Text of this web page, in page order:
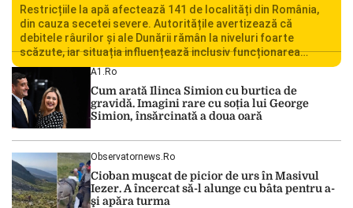
Restricțiile la apă afectează 141 de localități din România,
din cauza secetei severe. Autoritățile avertizează că
debitele râurilor și ale Dunării rămân la niveluri foarte
scăzute, iar situația influențează inclusiv funcționarea
Centralei Nucleare de la Cernavodă. România se confruntă
cu una dintre cele mai dificile perioade din punct de vedere
hidrologic din ultimii ani. Lipsa […]
A1.ro
Cum arată Ilinca Simion cu burtica de
gravidă. Imagini rare cu soția lui George
Simion, însărcinată a doua oară
Observatornews.ro
Cioban muşcat de picior de urs în Masivul
Iezer. A încercat să-l alunge cu bâta pentru a-
şi apăra turma